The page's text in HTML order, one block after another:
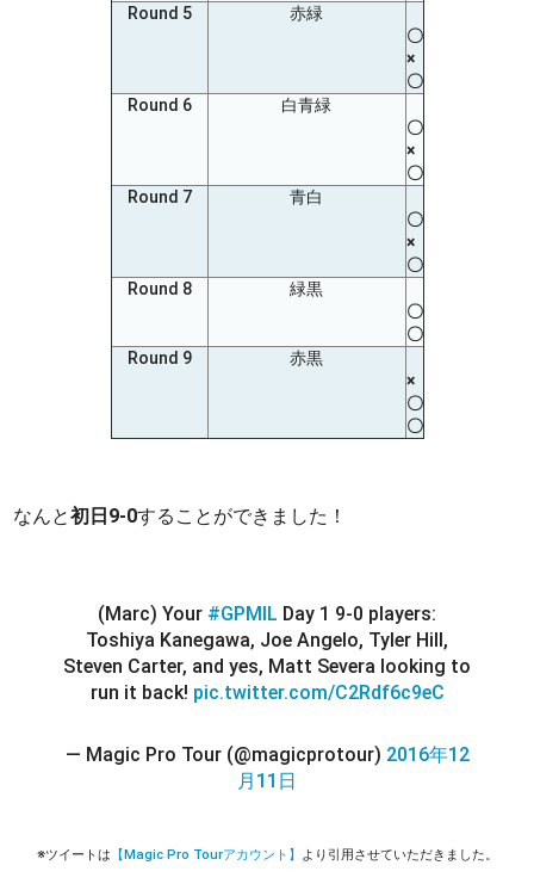
Round 5
赤緑
〇
×
〇
Round 6
白青緑
〇
×
〇
Round 7
青白
〇
×
〇
Round 8
緑黒
〇
〇
Round 9
赤黒
×
〇
〇
なんと初日9-0することができました！
(Marc) Your #GPMIL Day 1 9-0 players:
Toshiya Kanegawa, Joe Angelo, Tyler Hill,
Steven Carter, and yes, Matt Severa looking to
run it back! pic.twitter.com/C2Rdf6c9eC
— Magic Pro Tour (@magicprotour) 2016年12
月11日
※ツイートは 【Magic Pro Tourアカウント】 より引用させていただきました。